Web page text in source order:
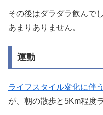
その後はダラダラ飲んで
あまりありません。
運動
ライフスタイル変化に伴
が、朝の散歩と5Km程度